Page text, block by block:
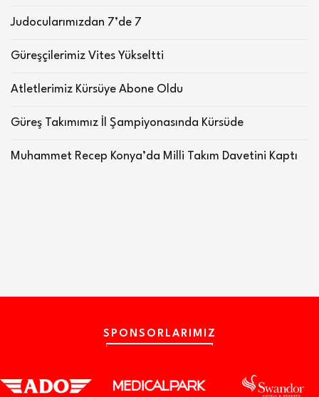
Judocularımızdan 7’de 7
Güreşçilerimiz Vites Yükseltti
Atletlerimiz Kürsüye Abone Oldu
Güreş Takımımız İl Şampiyonasında Kürsüde
Muhammet Recep Konya’da Milli Takım Davetini Kaptı
SPONSORLARIMIZ